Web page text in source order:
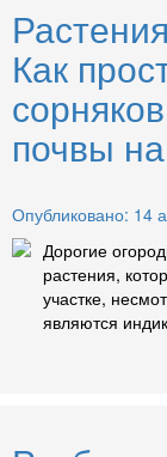
Как
почвы
Опубликовано: 14
Дорогие
растения,
участке,
являются